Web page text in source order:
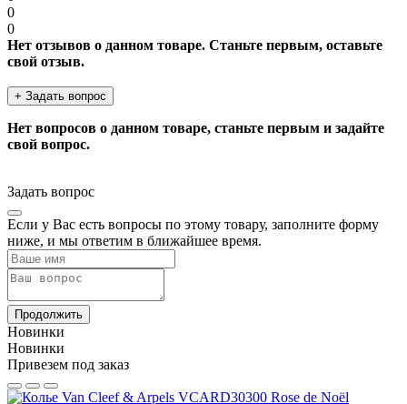
0
0
Нет отзывов о данном товаре. Станьте первым, оставьте
свой отзыв.
+ Задать вопрос
Нет вопросов о данном товаре, станьте первым и задайте
свой вопрос.
Задать вопрос
Если у Вас есть вопросы по этому товару, заполните форму
ниже, и мы ответим в ближайшее время.
Продолжить
Новинки
Новинки
Привезем под заказ